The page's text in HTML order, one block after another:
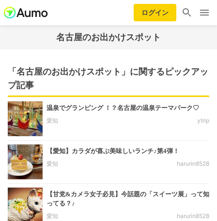
ログイン
名古屋のお出かけスポット
「名古屋のお出かけスポット」に関するピックアッ
プ記事
温泉でグランピング ！？名古屋の温泉テーマパーク♡
愛知
ytrip
【愛知】カラダが喜ぶ美味しいランチ♪第4弾！
愛知
harurin8528
【甘党&カメラ女子必見】今話題の「スイーツ展」って知
ってる？♪
愛知
harurin8528